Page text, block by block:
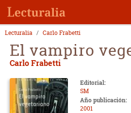
Lecturalia Carlo Frabetti
El vampiro
Carlo Frabetti
Editorial:
SM
Año publicación:
2001